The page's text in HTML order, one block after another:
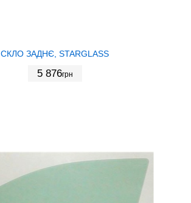
СКЛО ЗАДНЄ, STARGLASS
5 876грн